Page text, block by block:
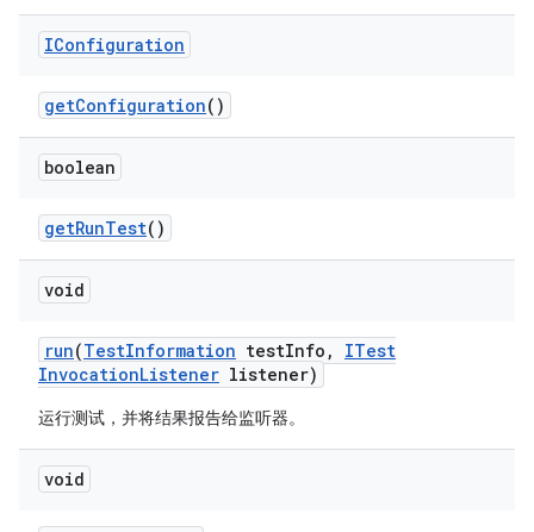
IConfiguration
getConfiguration()
boolean
getRunTest()
void
run(TestInformation testInfo ,
ITest
InvocationListener listener)
运行测试，并将结果报告给监听器。
void